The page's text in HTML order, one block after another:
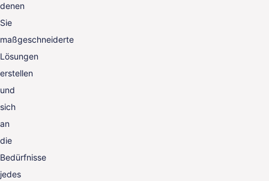
denen
Sie
maßgeschneiderte
Lösungen
erstellen
und
sich
an
die
Bedürfnisse
jedes